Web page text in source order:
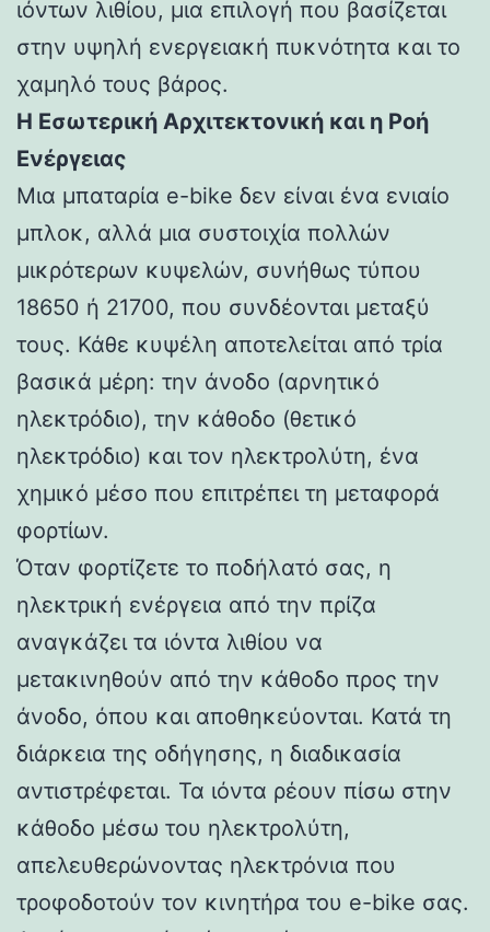
ιόντων λιθίου, μια επιλογή που βασίζεται
στην υψηλή ενεργειακή πυκνότητα και το
χαμηλό τους βάρος.
Η Εσωτερική Αρχιτεκτονική και η Ροή
Ενέργειας
Μια μπαταρία e-bike δεν είναι ένα ενιαίο
μπλοκ, αλλά μια συστοιχία πολλών
μικρότερων κυψελών, συνήθως τύπου
18650 ή 21700, που συνδέονται μεταξύ
τους. Κάθε κυψέλη αποτελείται από τρία
βασικά μέρη: την άνοδο (αρνητικό
ηλεκτρόδιο), την κάθοδο (θετικό
ηλεκτρόδιο) και τον ηλεκτρολύτη, ένα
χημικό μέσο που επιτρέπει τη μεταφορά
φορτίων.
Όταν φορτίζετε το ποδήλατό σας, η
ηλεκτρική ενέργεια από την πρίζα
αναγκάζει τα ιόντα λιθίου να
μετακινηθούν από την κάθοδο προς την
άνοδο, όπου και αποθηκεύονται. Κατά τη
διάρκεια της οδήγησης, η διαδικασία
αντιστρέφεται. Τα ιόντα ρέουν πίσω στην
κάθοδο μέσω του ηλεκτρολύτη,
απελευθερώνοντας ηλεκτρόνια που
τροφοδοτούν τον κινητήρα του e-bike σας.